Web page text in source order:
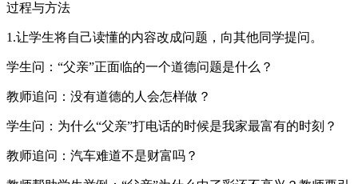
过程与方法
1.让学生将自己读懂的内容改成问题，向其他同学提问。
学生问：“父亲”正面临的一个道德问题是什么？
教师追问：没有道德的人会怎样做？
学生问：为什么“父亲”打电话的时候是我家最富有的时刻？
教师追问：汽车难道不是财富吗？